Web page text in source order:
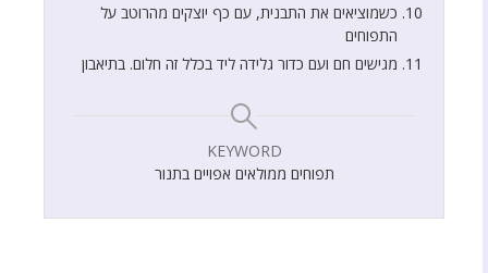
כשמוציאים את התבנית, עם כף יוצקים מהרוטב על
התפוחים
מגישים חם ועם כדור גלידה ליד בכלל זה חלום. בתיאבון
KEYWORD
תפוחים ממולאים אפויים בתנור